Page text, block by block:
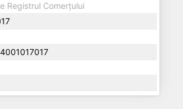
Registrul Comerțului